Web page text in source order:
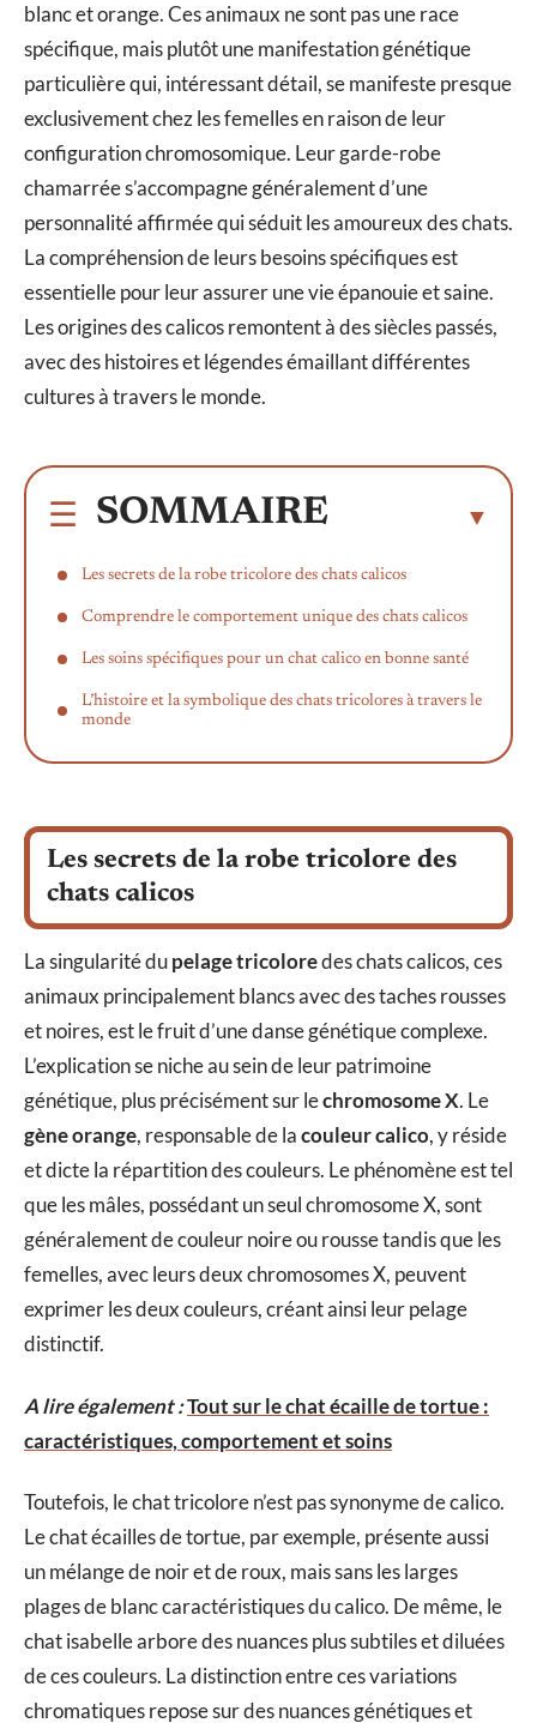
blanc et orange. Ces animaux ne sont pas une race
spécifique, mais plutôt une manifestation génétique
particulière qui, intéressant détail, se manifeste presque
exclusivement chez les femelles en raison de leur
configuration chromosomique. Leur garde-robe
chamarrée s’accompagne généralement d’une
personnalité affirmée qui séduit les amoureux des chats.
La compréhension de leurs besoins spécifiques est
essentielle pour leur assurer une vie épanouie et saine.
Les origines des calicos remontent à des siècles passés,
avec des histoires et légendes émaillant différentes
cultures à travers le monde.
SOMMAIRE
Les secrets de la robe tricolore des chats calicos
Comprendre le comportement unique des chats calicos
Les soins spécifiques pour un chat calico en bonne santé
L’histoire et la symbolique des chats tricolores à travers le
monde
Les secrets de la robe tricolore des
chats calicos
La singularité dupelage tricoloredes chats calicos, ces
animaux principalement blancs avec des taches rousses
et noires, est le fruit d’une danse génétique complexe.
L’explication se niche au sein de leur patrimoine
génétique, plus précisément sur lechromosome X. Le
gène orange, responsable de lacouleur calico, y réside
et dicte la répartition des couleurs. Le phénomène est tel
que les mâles, possédant un seul chromosome X, sont
généralement de couleur noire ou rousse tandis que les
femelles, avec leurs deux chromosomes X, peuvent
exprimer les deux couleurs, créant ainsi leur pelage
distinctif.
A lire également :Tout sur le chat écaille de tortue :
caractéristiques, comportement et soins
Toutefois, le chat tricolore n’est pas synonyme de calico.
Le chat écailles de tortue, par exemple, présente aussi
un mélange de noir et de roux, mais sans les larges
plages de blanc caractéristiques du calico. De même, le
chat isabelle arbore des nuances plus subtiles et diluées
de ces couleurs. La distinction entre ces variations
chromatiques repose sur des nuances génétiques et